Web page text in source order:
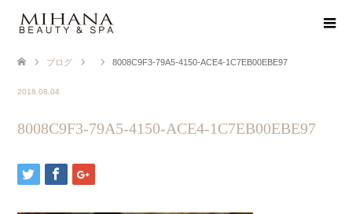
ブログ 8008C9F3-79A5-4150-ACE4-1C7EB00EBE97
2018.08.04
8008C9F3-79A5-4150-ACE4-1C7EB00EBE97